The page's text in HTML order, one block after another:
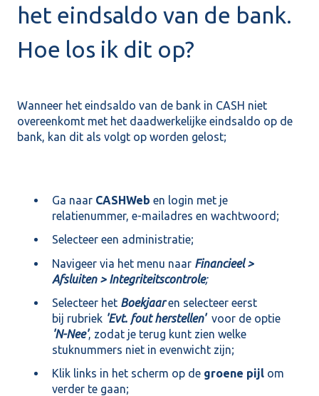
het eindsaldo van de bank.
Hoe los ik dit op?
Wanneer het eindsaldo van de bank in CASH niet
overeenkomt met het daadwerkelijke eindsaldo op de
bank, kan dit als volgt op worden gelost;
Ga naar CASHWeb en login met je
relatienummer, e-mailadres en wachtwoord;
Selecteer een administratie;
Navigeer via het menu naar Financieel >
Afsluiten > Integriteitscontrole;
Selecteer het Boekjaaren selecteer eerst
bij rubriek 'Evt. fout herstellen' voor de optie
'N-Nee', zodat je terug kunt zien welke
stuknummers niet in evenwicht zijn;
Klik links in het scherm op de groene pijl om
verder te gaan;